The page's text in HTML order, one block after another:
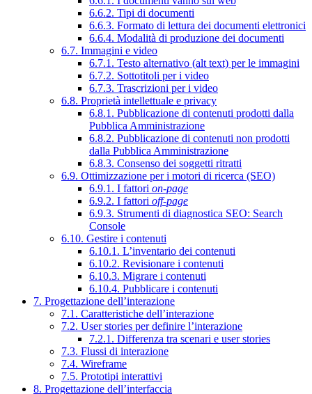
6.6.2. Tipi di documenti
6.6.3. Formato di lettura dei documenti elettronici
6.6.4. Modalità di produzione dei documenti
6.7. Immagini e video
6.7.1. Testo alternativo (alt text) per le immagini
6.7.2. Sottotitoli per i video
6.7.3. Trascrizioni per i video
6.8. Proprietà intellettuale e privacy
6.8.1. Pubblicazione di contenuti prodotti dalla
Pubblica Amministrazione
6.8.2. Pubblicazione di contenuti non prodotti
dalla Pubblica Amministrazione
6.8.3. Consenso dei soggetti ritratti
6.9. Ottimizzazione per i motori di ricerca (SEO)
6.9.1. I fattori on-page
6.9.2. I fattori off-page
6.9.3. Strumenti di diagnostica SEO: Search
Console
6.10. Gestire i contenuti
6.10.1. L’inventario dei contenuti
6.10.2. Revisionare i contenuti
6.10.3. Migrare i contenuti
6.10.4. Pubblicare i contenuti
7. Progettazione dell’interazione
7.1. Caratteristiche dell’interazione
7.2. User stories per definire l’interazione
7.2.1. Differenza tra scenari e user stories
7.3. Flussi di interazione
7.4. Wireframe
7.5. Prototipi interattivi
8. Progettazione dell’interfaccia